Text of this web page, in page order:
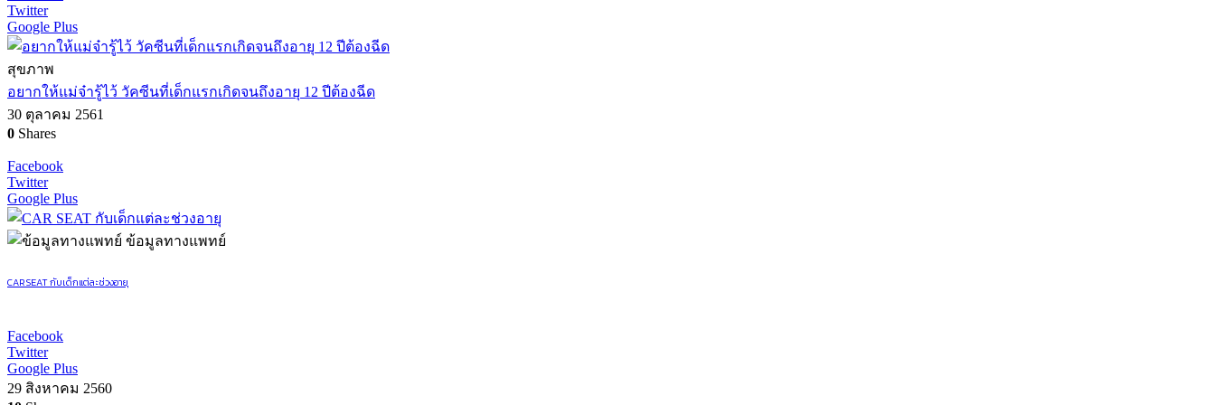
Twitter
Google Plus
สุขภาพ
อยากให้แม่จ๋ารู้ไว้ วัคซีนที่เด็กแรกเกิดจนถึงอายุ 12 ปีต้องฉีด
30 ตุลาคม 2561
0 Shares
Facebook
Twitter
Google Plus
ข้อมูลทางแพทย์
CAR SEAT กับเด็กแต่ละช่วงอายุ
Facebook
Twitter
Google Plus
29 สิงหาคม 2560